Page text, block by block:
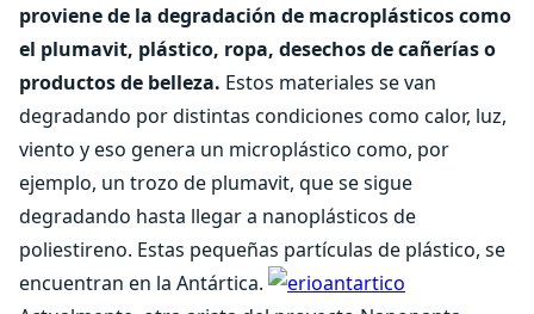
proviene de la degradación de macroplásticos como
el plumavit, plástico, ropa, desechos de cañerías o
productos de belleza. Estos materiales se van
degradando por distintas condiciones como calor, luz,
viento y eso genera un microplástico como, por
ejemplo, un trozo de plumavit, que se sigue
degradando hasta llegar a nanoplásticos de
poliestireno. Estas pequeñas partículas de plástico, se
encuentran en la Antártica.